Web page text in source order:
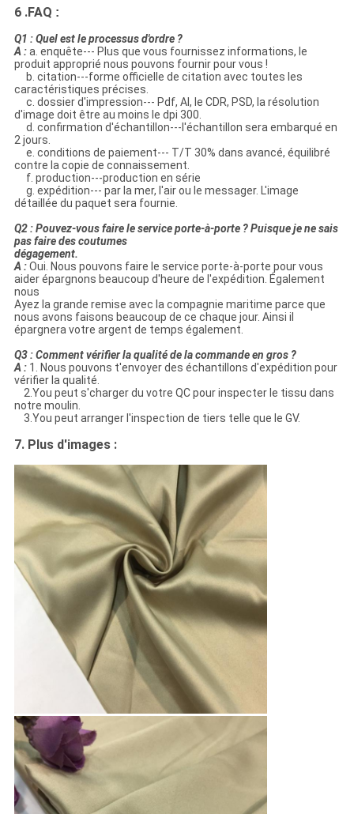
6 .FAQ :
Q1 : Quel est le processus d'ordre ?
A :a. enquête--- Plus que vous fournissez informations, le
produit approprié nous pouvons fournir pour vous !
b. citation---forme officielle de citation avec toutes les
caractéristiques précises.
c. dossier d'impression--- Pdf, AI, le CDR, PSD, la résolution
d'image doit être au moins le dpi 300.
d. confirmation d'échantillon---l'échantillon sera embarqué en
2 jours.
e. conditions de paiement--- T/T 30% dans avancé, équilibré
contre la copie de connaissement.
f. production---production en série
g. expédition--- par la mer, l'air ou le messager. L'image
détaillée du paquet sera fournie.
Q2 : Pouvez-vous faire le service porte-à-porte ? Puisque je ne sais
pas faire des coutumes
dégagement.
A :Oui. Nous pouvons faire le service porte-à-porte pour vous
aider épargnons beaucoup d'heure de l'expédition. Également
nous
Ayez la grande remise avec la compagnie maritime parce que
nous avons faisons beaucoup de ce chaque jour. Ainsi il
épargnera votre argent de temps également.
Q3 : Comment vérifier la qualité de la commande en gros ?
A : 1. Nous pouvons t'envoyer des échantillons d'expédition pour
vérifier la qualité.
2.You peut s'charger du votre QC pour inspecter le tissu dans
notre moulin.
3.You peut arranger l'inspection de tiers telle que le GV.
7. Plus d'images :